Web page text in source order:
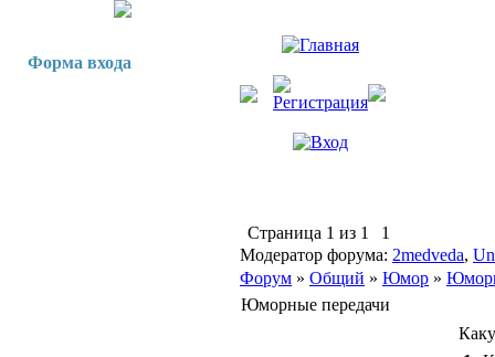
Форма входа
Страница 1 из 1
1
Модератор форума: 2medveda,
Форум » Общий » Юмор »
Юморные передачи